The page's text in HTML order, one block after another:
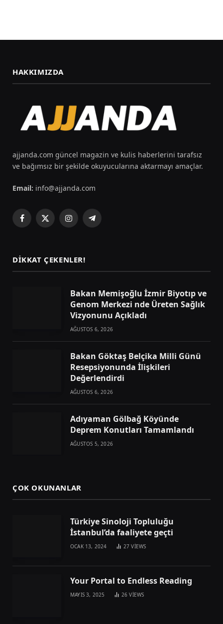
HAKKIMIZDA
ajjanda.com güncel magazin ve kulis haberlerini tarafsız
ve bağımsız bir şekilde okuyucularına aktarmayı amaçlar.
Email: info@ajjanda.com
Facebook
X
InstagramTelegram
DIKKAT ÇEKENLER!
Bakan Memişoğlu İzmir Biyotıp ve
Genom Merkezi nde Üreten Sağlık
Vizyonunu Açıkladı
AĞUSTOS 6, 2026
Bakan Göktaş Belçika Milli Günü
Resepsiyonunda İlişkileri
Değerlendirdi
AĞUSTOS 6, 2026
Adıyaman Gölbağ Köyünde
Deprem Konutları Tamamlandı
AĞUSTOS 5, 2026
ÇOK OKUNANLAR
Türkiye Sinoloji Topluluğu
İstanbul’da faaliyete geçti
OCAK 13, 2024 27VIEWS
Your Portal to Endless Reading
MAYIS 3, 2025 26VIEWS